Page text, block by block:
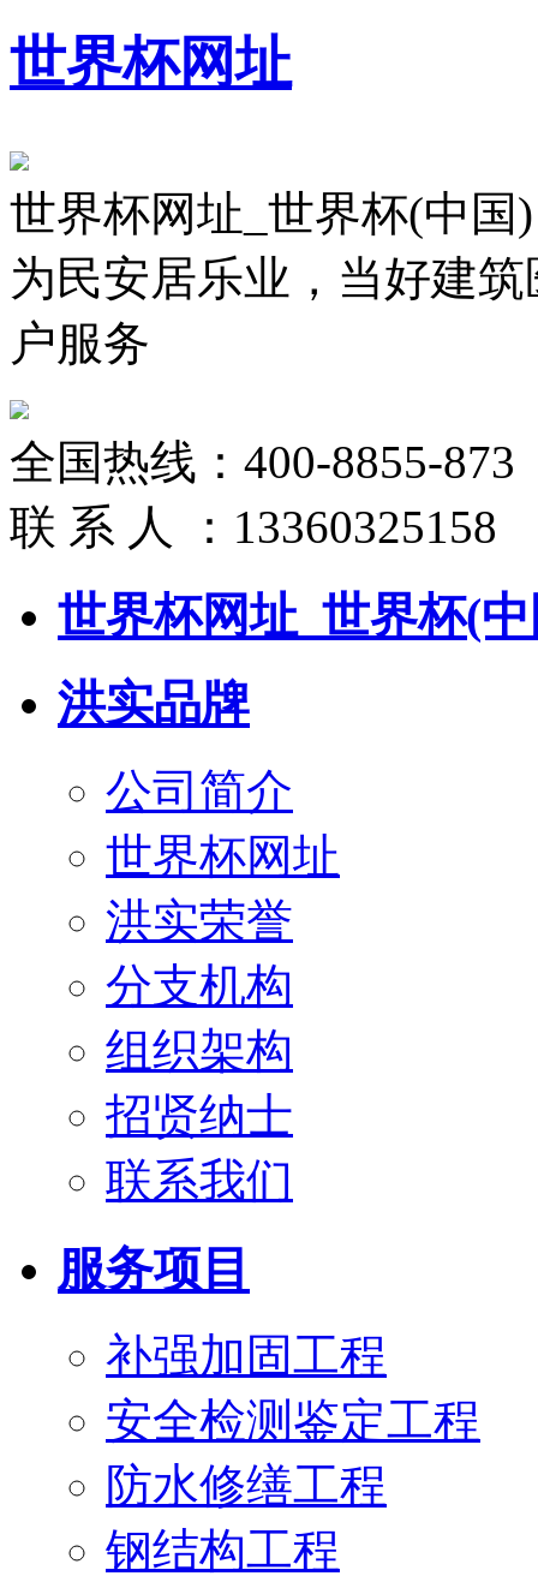
世界杯网址
世界杯网址_世界杯(中国)
为民安居乐业，当好建
户服务
全国热线： 400-8855-873
联 系 人 ： 13360325158
世界杯网址_世界杯(
洪实品牌
公司简介
世界杯网址
洪实荣誉
分支机构
组织架构
招贤纳士
联系我们
服务项目
补强加固工程
安全检测鉴定工程
防水修缮工程
钢结构工程